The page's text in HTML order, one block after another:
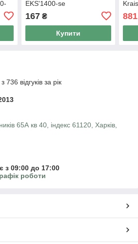
EKS'1400-se
167₴
Купити
відгуків за рік
65А кв 40, індекс 61120, Харків,
з 09:00 до 17:00
роботи